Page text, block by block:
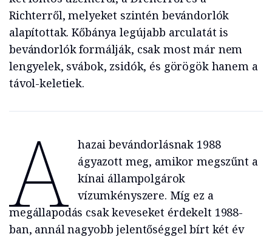
Richterről, melyeket szintén bevándorlók
alapítottak. Kőbánya legújabb arculatát is
bevándorlók formálják, csak most már nem
lengyelek, svábok, zsidók, és görögök hanem a
távol-keletiek.
A
hazai bevándorlásnak 1988
ágyazott meg, amikor megszűnt a
kínai állampolgárok
vízumkényszere. Míg ez a
megállapodás csak keveseket érdekelt 1988-
ban, annál nagyobb jelentőséggel bírt két év